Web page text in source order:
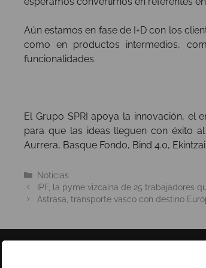
Aún estamos en fase de I+D con los
como en productos intermedios,
funcionalidades.
El Grupo SPRI apoya la innovación, el
para que las ideas lleguen con éxito
Aurrera, Basque Fondo, Bind 4.0,
Categorías
Noticias
IPF, la pyme vizcaína de 25 trabajadores
Astrasa, transporte vasco con destino